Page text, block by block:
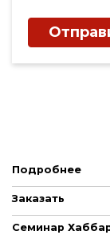
Подробнее
Заказать
Семинар